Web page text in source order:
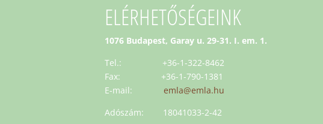
ELÉRHETŐSÉGEINK
1076 Budapest, Garay u. 29-31. I. em. 1.
Tel.: +36-1-322-8462
Fax: +36-1-790-1381
E-mail:emla@emla.hu
Adószám: 18041033-2-42